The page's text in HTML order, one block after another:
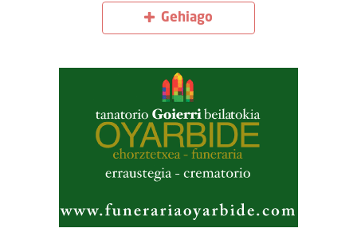
Gehiago